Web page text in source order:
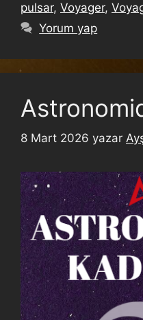
pulsar, Voyager,
Yorum yap
8 Mart 2026 yazar